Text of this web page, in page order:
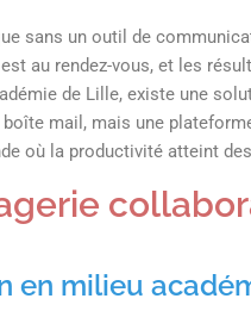
sans un outil de
au rendez-vous, et les
de Lille, existe une
mail, mais une
où la productivité atteint
en milieu